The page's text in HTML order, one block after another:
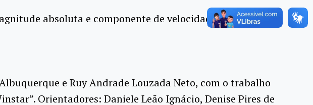
absoluta e componente de velocidade vertical para
e Ruy Andrade Louzada Neto, com o trabalho
Orientadores: Daniele Leão Ignácio, Denise Pires de